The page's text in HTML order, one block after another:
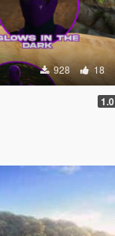
928 18
1.0